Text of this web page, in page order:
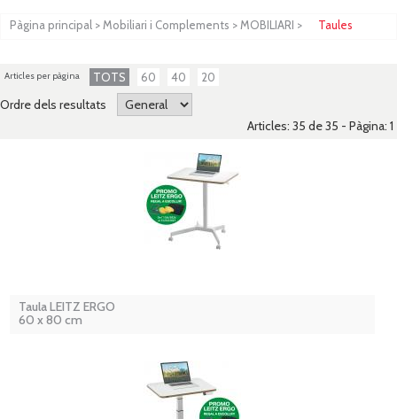
Pàgina principal > Mobiliari i Complements > MOBILIARI > Taules
Articles per pàgina TOTS 60 40 20
Ordre dels resultats
Articles: 35 de 35 - Pàgina: 1
Taula LEITZ ERGO
60 x 80 cm